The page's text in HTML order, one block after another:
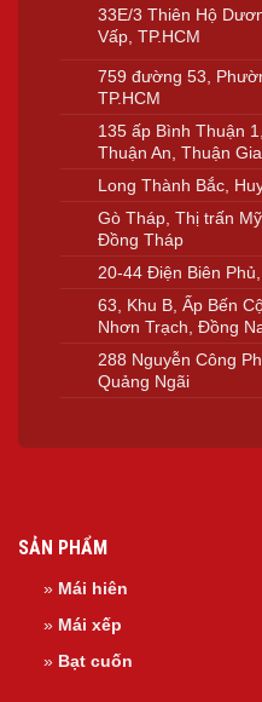
33E/3 Thiên Hộ
Vấp, TP.HCM
759 đường 53,
TP.HCM
135 ấp Bình Thuận
Thuận An, Thuận
Long Thành Bắc,
Gò Tháp, Thị trấn
Đồng Tháp
20-44 Điện Biên
63, Khu B, Ấp Bến
Nhơn Trạch, Đồng
288 Nguyễn Công
Quảng Ngãi
SẢN PHẨM
» Mái hiên
» Mái xếp
» Bạt cuốn